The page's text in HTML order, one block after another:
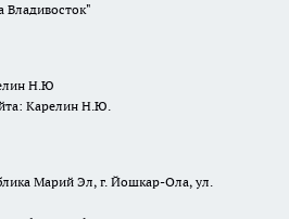
Н.Ю
Карелин Н.Ю.
Марий Эл, г. Йошкар-Ола, ул.